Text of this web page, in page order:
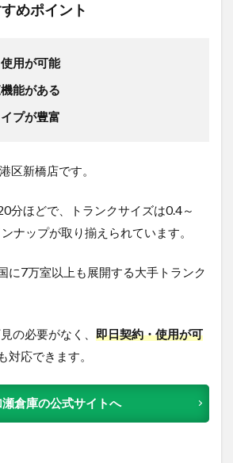
めポイント
用が可能
能がある
プが豊富
区新橋店です。
分ほどで、トランクサイズは0.4～
ナップが取り揃えられています。
に7万室以上も展開する大手トランク
の必要がなく、 即日契約・使用が可
対応できます。
瀬倉庫の公式サイトへ